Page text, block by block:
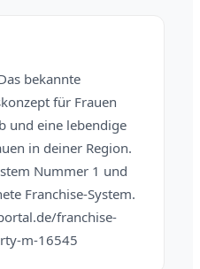
bekannte
für Frauen
und eine lebendige
in deiner Region.
Nummer 1 und
Franchise-System.
franchise-
m-16545